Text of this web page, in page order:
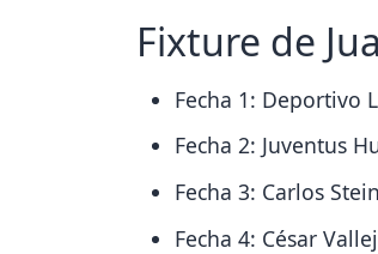
Fixture de
Fecha 1: Deportivo
Fecha 2: Juventus
Fecha 3: Carlos
Fecha 4: César